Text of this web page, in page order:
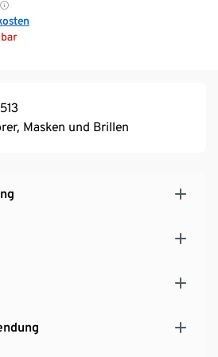
Masken und Brillen